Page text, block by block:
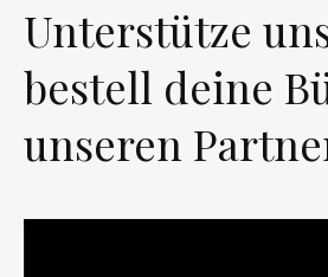
Unterstütze
bestell deine
unseren